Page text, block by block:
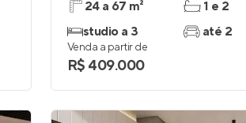
24 a 67 m²
studio a 3
1 e 2
até 2
Venda a partir de
R$ 409.000